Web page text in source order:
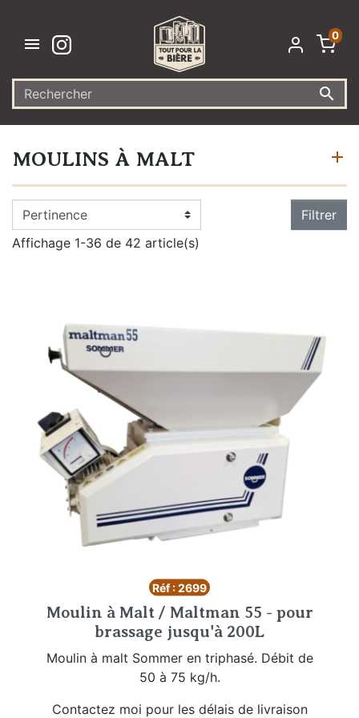


0
MOULINS À MALT
Filtrer
Affichage 1-36 de 42 article(s)
Réf : 2699
Moulin à Malt / Maltman 55 - pour
brassage jusqu'à 200L
Moulin à malt Sommer en triphasé. Débit de
50 à 75 kg/h.
Contactez moi pour les délais de livraison